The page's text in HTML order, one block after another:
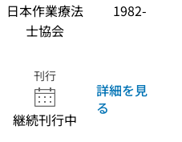
日本作業療法
士協会
1982-
刊行
継続刊行中
詳細を見
る